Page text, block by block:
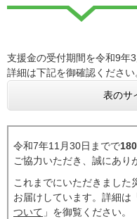
支援金の受付期間を令和9年
詳細は下記を御確認ください
表のサ
令和7年11月30日までで
ご協力いただき、誠にあり
これまでにいただきました
お届けしています。詳細は
ついて 」を御覧ください。